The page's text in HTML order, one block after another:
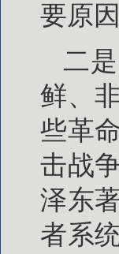
要原因
二
鲜、
些革
击战
泽东
者系